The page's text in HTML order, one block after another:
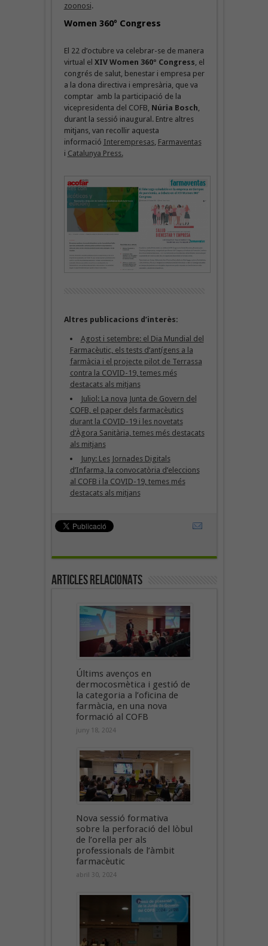
zoonosi.
Women 360º Congress
El 22 d’octubre va celebrar-se de manera
virtual el XIV Women 360º Congress , el
congrés de salut, benestar i empresa per
a la dona directiva i empresària, que va
comptar amb la participació de la
vicepresidenta del COFB, Núria Bosch
durant la sessió inaugural. Entre altres
mitjans, van recollir aquesta
informació Interempresas, Farmaventas
i Catalunya Press.
Altres publicacions d’interès:
Agost i setembre: el Dia Mundial del
Farmacèutic, els tests d’antígens a la
farmàcia i el projecte pilot de Terrassa
contra la COVID-19, temes més
destacats als mitjans
Juliol: La nova Junta de Govern del
COFB, el paper dels farmacèutics
durant la COVID-19 i les novetats
d’Àgora Sanitària, temes més destacats
als mitjans
Juny: Les Jornades Digitals
d’Infarma, la convocatòria d’eleccions
al COFB i la COVID-19, temes més
destacats als mitjans
Articles Relacionats
Últims avenços en
dermocosmètica i gestió de
la categoria a l’oficina de
farmàcia, en una nova
formació al COFB
juny 18, 2024
Nova sessió formativa
sobre la perforació del lòbul
de l’orella per als
professionals de l’àmbit
farmacèutic
abril 30, 2024